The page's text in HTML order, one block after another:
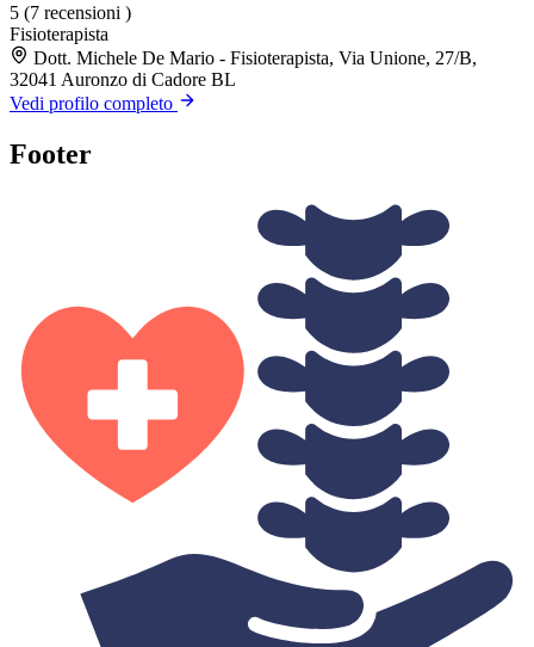
5 (7 recensioni )
Fisioterapista
Dott. Michele De Mario - Fisioterapista, Via Unione, 27/B,
32041 Auronzo di Cadore BL
Vedi profilo completo
Footer